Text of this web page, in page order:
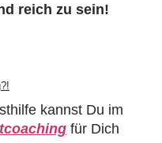
reich zu sein!
kannst Du im
für Dich